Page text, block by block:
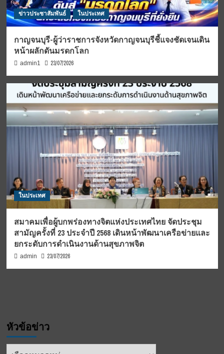
ข่าวประชาสัมพันธ์ ในประเทศ
กาญจนบุรี-ผู้ว่าราชการจังหวัดกาญจนบุรีชี้แจงชัดเจนเดิน
หน้าผลักดันมรดกโลก
admin1 23/07/2026
ในประเทศ
สมาคมเพื่อผู้บกพร่องทางจิตแห่งประเทศไทย จัดประชุม
สามัญครั้งที่ 23 ประจำปี 2568 เดินหน้าพัฒนาเครือข่ายและ
ยกระดับการดำเนินงานด้านสุขภาพจิต
admin 23/07/2026
หัวข้อข่าว
หัวข้อ